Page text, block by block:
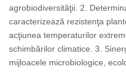
agrobiodiversităţii. 2.
caracterizează rezistenţa
acţiunea temperaturilor
schimbărilor climatice. 3.
mijloacele microbiologice,